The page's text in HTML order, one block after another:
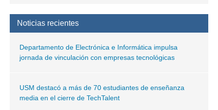
Noticias recientes
Departamento de Electrónica e Informática impulsa
jornada de vinculación con empresas tecnológicas
USM destacó a más de 70 estudiantes de enseñanza
media en el cierre de TechTalent